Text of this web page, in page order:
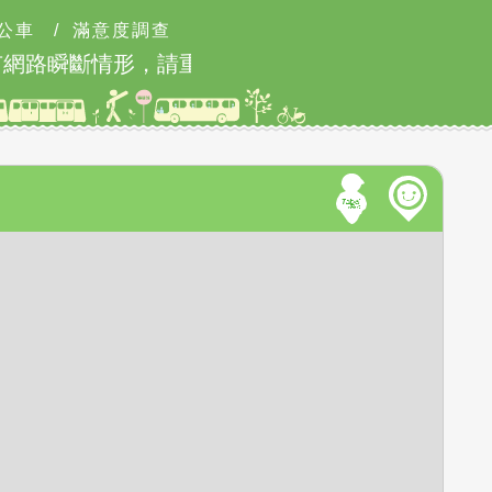
車 / 滿意度調查
瞬斷情形，請重新連線即可排除